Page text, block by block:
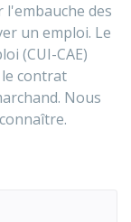
l'embauche des
un emploi. Le
(CUI-CAE)
contrat
Nous